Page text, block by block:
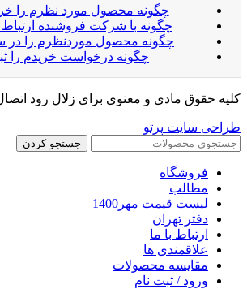
چگونه محصول مورد نظرم را
چگونه با شرکت فروشنده ارتباط
چگونه محصول موردنظرم را در
چگونه درخواست خریدم را
کلیه حقوق مادی و معنوی برای زلال رود
طراحی سایت پرتو
جستجو کردن
فروشگاه
مطالب
لیست قیمت مهر1400
دفتر تهران
ارتباط با ما
علاقمندی ها
مقایسه محصولات
ورود / ثبت نام